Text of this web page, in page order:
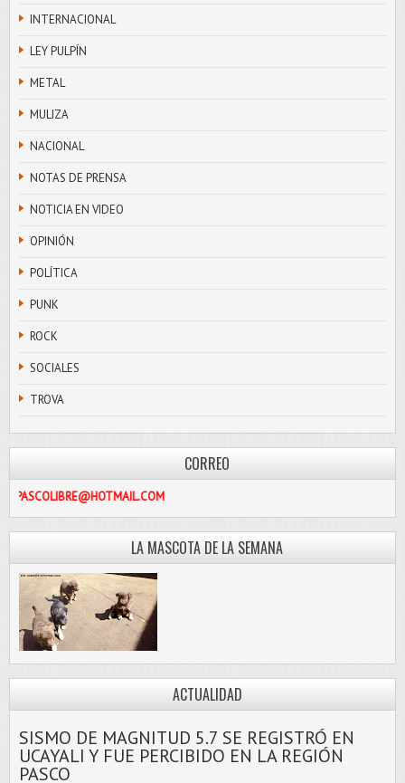
INTERNACIONAL
LEY PULPÍN
METAL
MULIZA
NACIONAL
NOTAS DE PRENSA
NOTICIA EN VIDEO
OPINIÓN
POLÍTICA
PUNK
ROCK
SOCIALES
TROVA
CORREO
PASCOLIBRE@HOTMAIL.COM
LA MASCOTA DE LA SEMANA
ACTUALIDAD
SISMO DE MAGNITUD 5.7 SE REGISTRÓ EN
UCAYALI Y FUE PERCIBIDO EN LA REGIÓN
PASCO